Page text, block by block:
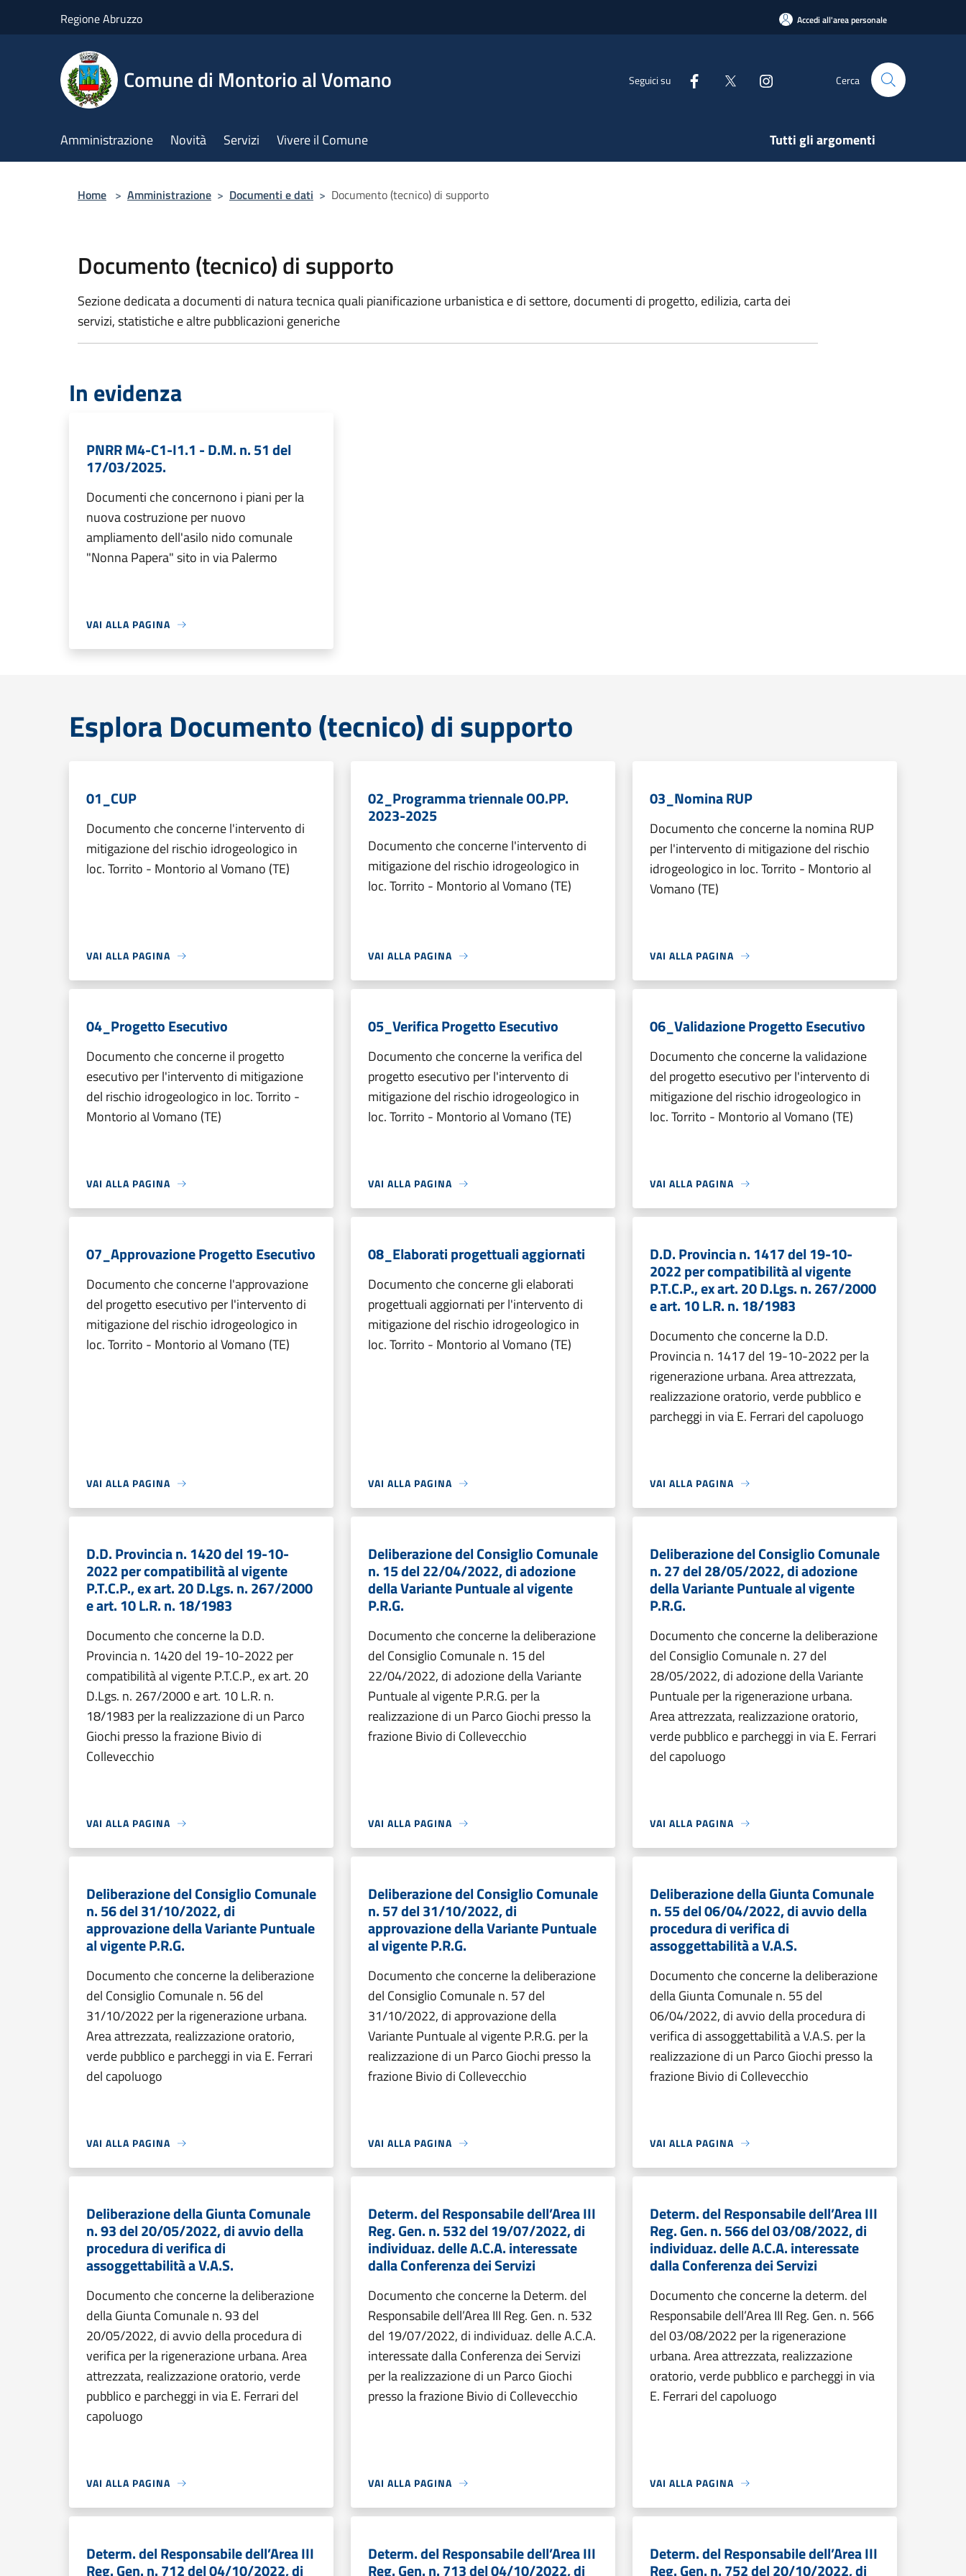
Regione Abruzzo Accedi all'area personale
Comune di Montorio al Vomano Seguici su Cerca
Amministrazione Novità Servizi Vivere il Comune Tutti gli argomenti
Home > Amministrazione > Documenti e dati > Documento (tecnico) di supporto
Documento (tecnico) di supporto
Sezione dedicata a documenti di natura tecnica quali pianificazione urbanistica e di settore, documenti di progetto, edilizia, carta dei
servizi, statistiche e altre pubblicazioni generiche
In evidenza
PNRR M4-C1-I1.1 - D.M. n. 51 del
17/03/2025.
Documenti che concernono i piani per la
nuova costruzione per nuovo
ampliamento dell'asilo nido comunale
"Nonna Papera" sito in via Palermo
VAI ALLA PAGINA
Esplora Documento (tecnico) di supporto
01_CUP
Documento che concerne l'intervento di
mitigazione del rischio idrogeologico in
loc. Torrito - Montorio al Vomano (TE)
VAI ALLA PAGINA
02_Programma triennale OO.PP.
2023-2025
Documento che concerne l'intervento di
mitigazione del rischio idrogeologico in
loc. Torrito - Montorio al Vomano (TE)
VAI ALLA PAGINA
03_Nomina RUP
Documento che concerne la nomina RUP
per l'intervento di mitigazione del rischio
idrogeologico in loc. Torrito - Montorio al
Vomano (TE)
VAI ALLA PAGINA
04_Progetto Esecutivo
Documento che concerne il progetto
esecutivo per l'intervento di mitigazione
del rischio idrogeologico in loc. Torrito -
Montorio al Vomano (TE)
VAI ALLA PAGINA
05_Verifica Progetto Esecutivo
Documento che concerne la verifica del
progetto esecutivo per l'intervento di
mitigazione del rischio idrogeologico in
loc. Torrito - Montorio al Vomano (TE)
VAI ALLA PAGINA
06_Validazione Progetto Esecutivo
Documento che concerne la validazione
del progetto esecutivo per l'intervento di
mitigazione del rischio idrogeologico in
loc. Torrito - Montorio al Vomano (TE)
VAI ALLA PAGINA
07_Approvazione Progetto Esecutivo
Documento che concerne l'approvazione
del progetto esecutivo per l'intervento di
mitigazione del rischio idrogeologico in
loc. Torrito - Montorio al Vomano (TE)
VAI ALLA PAGINA
08_Elaborati progettuali aggiornati
Documento che concerne gli elaborati
progettuali aggiornati per l'intervento di
mitigazione del rischio idrogeologico in
loc. Torrito - Montorio al Vomano (TE)
VAI ALLA PAGINA
D.D. Provincia n. 1417 del 19-10-
2022 per compatibilità al vigente
P.T.C.P., ex art. 20 D.Lgs. n. 267/2000
e art. 10 L.R. n. 18/1983
Documento che concerne la D.D.
Provincia n. 1417 del 19-10-2022 per la
rigenerazione urbana. Area attrezzata,
realizzazione oratorio, verde pubblico e
parcheggi in via E. Ferrari del capoluogo
VAI ALLA PAGINA
D.D. Provincia n. 1420 del 19-10-
2022 per compatibilità al vigente
P.T.C.P., ex art. 20 D.Lgs. n. 267/2000
e art. 10 L.R. n. 18/1983
Documento che concerne la D.D.
Provincia n. 1420 del 19-10-2022 per
compatibilità al vigente P.T.C.P., ex art. 20
D.Lgs. n. 267/2000 e art. 10 L.R. n.
18/1983 per la realizzazione di un Parco
Giochi presso la frazione Bivio di
Collevecchio
VAI ALLA PAGINA
Deliberazione del Consiglio Comunale
n. 15 del 22/04/2022, di adozione
della Variante Puntuale al vigente
P.R.G.
Documento che concerne la deliberazione
del Consiglio Comunale n. 15 del
22/04/2022, di adozione della Variante
Puntuale al vigente P.R.G. per la
realizzazione di un Parco Giochi presso la
frazione Bivio di Collevecchio
VAI ALLA PAGINA
Deliberazione del Consiglio Comunale
n. 27 del 28/05/2022, di adozione
della Variante Puntuale al vigente
P.R.G.
Documento che concerne la deliberazione
del Consiglio Comunale n. 27 del
28/05/2022, di adozione della Variante
Puntuale per la rigenerazione urbana.
Area attrezzata, realizzazione oratorio,
verde pubblico e parcheggi in via E. Ferrari
del capoluogo
VAI ALLA PAGINA
Deliberazione del Consiglio Comunale
n. 56 del 31/10/2022, di
approvazione della Variante Puntuale
al vigente P.R.G.
Documento che concerne la deliberazione
del Consiglio Comunale n. 56 del
31/10/2022 per la rigenerazione urbana.
Area attrezzata, realizzazione oratorio,
verde pubblico e parcheggi in via E. Ferrari
del capoluogo
VAI ALLA PAGINA
Deliberazione del Consiglio Comunale
n. 57 del 31/10/2022, di
approvazione della Variante Puntuale
al vigente P.R.G.
Documento che concerne la deliberazione
del Consiglio Comunale n. 57 del
31/10/2022, di approvazione della
Variante Puntuale al vigente P.R.G. per la
realizzazione di un Parco Giochi presso la
frazione Bivio di Collevecchio
VAI ALLA PAGINA
Deliberazione della Giunta Comunale
n. 55 del 06/04/2022, di avvio della
procedura di verifica di
assoggettabilità a V.A.S.
Documento che concerne la deliberazione
della Giunta Comunale n. 55 del
06/04/2022, di avvio della procedura di
verifica di assoggettabilità a V.A.S. per la
realizzazione di un Parco Giochi presso la
frazione Bivio di Collevecchio
VAI ALLA PAGINA
Deliberazione della Giunta Comunale
n. 93 del 20/05/2022, di avvio della
procedura di verifica di
assoggettabilità a V.A.S.
Documento che concerne la deliberazione
della Giunta Comunale n. 93 del
20/05/2022, di avvio della procedura di
verifica per la rigenerazione urbana. Area
attrezzata, realizzazione oratorio, verde
pubblico e parcheggi in via E. Ferrari del
capoluogo
VAI ALLA PAGINA
Determ. del Responsabile dell’Area III
Reg. Gen. n. 532 del 19/07/2022, di
individuaz. delle A.C.A. interessate
dalla Conferenza dei Servizi
Documento che concerne la Determ. del
Responsabile dell’Area III Reg. Gen. n. 532
del 19/07/2022, di individuaz. delle A.C.A.
interessate dalla Conferenza dei Servizi
per la realizzazione di un Parco Giochi
presso la frazione Bivio di Collevecchio
VAI ALLA PAGINA
Determ. del Responsabile dell’Area III
Reg. Gen. n. 566 del 03/08/2022, di
individuaz. delle A.C.A. interessate
dalla Conferenza dei Servizi
Documento che concerne la determ. del
Responsabile dell’Area III Reg. Gen. n. 566
del 03/08/2022 per la rigenerazione
urbana. Area attrezzata, realizzazione
oratorio, verde pubblico e parcheggi in via
E. Ferrari del capoluogo
VAI ALLA PAGINA
Determ. del Responsabile dell’Area III
Reg. Gen. n. 712 del 04/10/2022, di
Determ. del Responsabile dell’Area III
Reg. Gen. n. 713 del 04/10/2022, di
Determ. del Responsabile dell’Area III
Reg. Gen. n. 752 del 20/10/2022, di